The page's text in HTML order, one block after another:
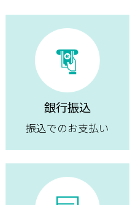
銀行振込
振込でのお支払い